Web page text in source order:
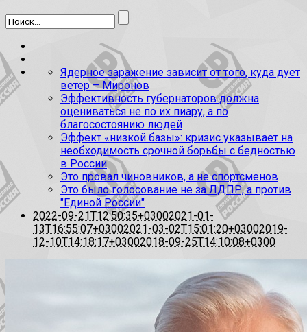
Ядерное заражение зависит от того, куда дует
ветер – Миронов
Эффективность губернаторов должна
оцениваться не по их пиару, а по
благосостоянию людей
Эффект «низкой базы»: кризис указывает на
необходимость срочной борьбы с бедностью
в России
Это провал чиновников, а не спортсменов
Это было голосование не за ЛДПР, а против
"Единой России"
2022-09-21T12:50:35+03002021-01-
13T16:55:07+03002021-03-02T15:01:20+03002019-
12-10T14:18:17+03002018-09-25T14:10:08+0300